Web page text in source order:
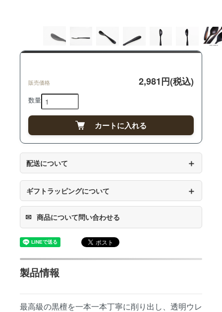
販売価格 2,981円(税込)
数量
カートに入れる
配送について ＋
ギフトラッピングについて ＋
✉ 商品について問い合わせる
製品情報
最高級の黒檀を一本一本丁寧に削り出し、透明ウレ